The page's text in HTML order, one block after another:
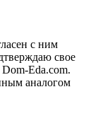
с ним
свое
Dom-Eda.com.
аналогом